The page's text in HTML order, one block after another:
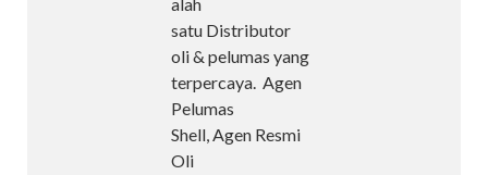
satu Distributor
oli & pelumas yang
terpercaya. Agen
Pelumas
Shell, Agen Resmi
Oli